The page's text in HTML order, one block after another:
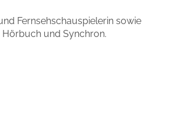
Fernsehschauspielerin sowie
Hörbuch und Synchron.